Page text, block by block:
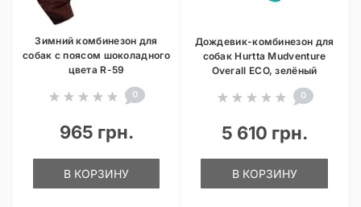
Зимний комбинезон для
собак с поясом шоколадного
цвета R-59
0
965 грн.
В КОРЗИНУ
Дождевик-комбинезон для
собак Hurtta Mudventure
Overall ECO, зелёный
0
5 610 грн.
В КОРЗИНУ